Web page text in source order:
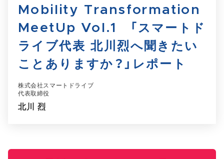
Mobility Transformation
MeetUp Vol.1 「スマートド
ライブ代表 北川烈へ聞きたい
ことありますか？」レポート
株式会社スマートドライブ
代表取締役
北川 烈